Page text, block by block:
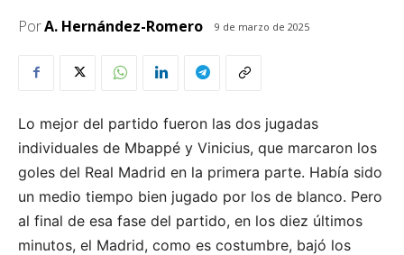
PorA. Hernández-Romero 9 de marzo de 2025
Lo mejor del partido fueron las dos jugadas
individuales de Mbappé y Vinicius, que marcaron los
goles del Real Madrid en la primera parte. Había sido
un medio tiempo bien jugado por los de blanco. Pero
al final de esa fase del partido, en los diez últimos
minutos, el Madrid, como es costumbre, bajó los